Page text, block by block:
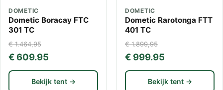
DOMETIC
Dometic Boracay FTC
301 TC
€ 1.464,95
€ 609.95
Bekijk tent →
DOMETIC
Dometic Rarotonga FTT
401 TC
€ 1.899,95
€ 999.95
Bekijk tent →